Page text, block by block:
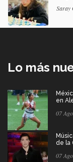
Saray
Lo más
en
07
de la
07